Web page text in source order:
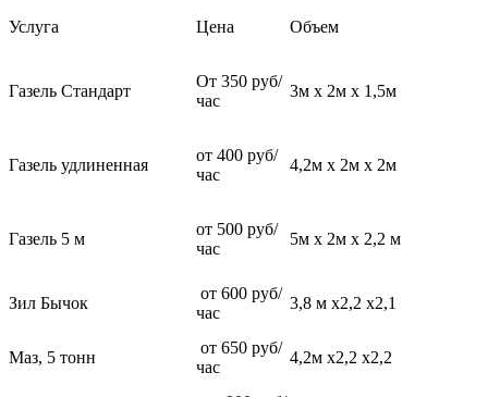
Услуга Цена Объем
Газель Стандарт
От 350 руб/
час
3м х 2м х 1,5м
Газель удлиненная
от 400 руб/
час
4,2м х 2м х 2м
Газель 5 м
от 500 руб/
час
5м х 2м х 2,2 м
Зил Бычок
от 600 руб/
час
3,8 м х2,2 х2,1
Маз, 5 тонн
от 650 руб/
час
4,2м х2,2 х2,2